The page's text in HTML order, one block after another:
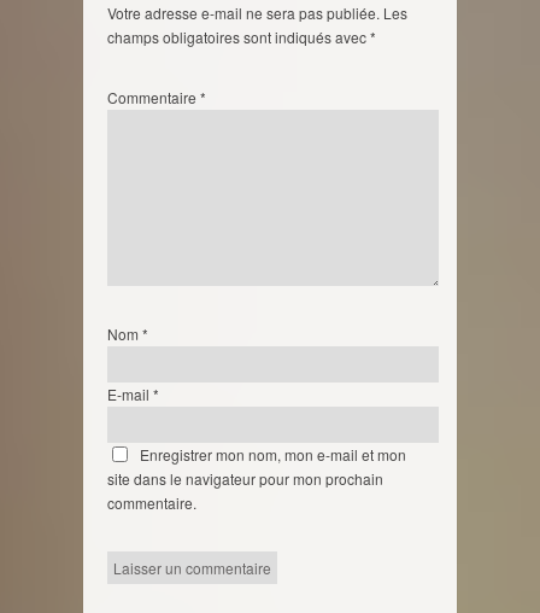
Votre adresse e-mail ne sera pas publiée. Les
champs obligatoires sont indiqués avec*
Commentaire *
Nom *
E-mail *
Enregistrer mon nom, mon e-mail et mon
site dans le navigateur pour mon prochain
commentaire.